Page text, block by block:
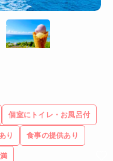
個室にトイレ・お風呂付
り 食事の提供あり